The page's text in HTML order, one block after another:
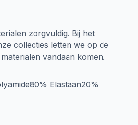
zorgvuldig. Bij het
collecties letten we op de
vandaan komen.
Elastaan20%